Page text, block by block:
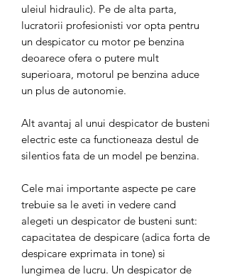
uleiul hidraulic). Pe de alta parta,
lucratorii profesionisti vor opta pentru
un despicator cu motor pe benzina
deoarece ofera o putere mult
superioara, motorul pe benzina aduce
un plus de autonomie.
Alt avantaj al unui despicator de busteni
electric este ca functioneaza destul de
silentios fata de un model pe benzina.
Cele mai importante aspecte pe care
trebuie sa le aveti in vedere cand
alegeti un despicator de busteni sunt:
capacitatea de despicare (adica forta de
despicare exprimata in tone) si
lungimea de lucru. Un despicator de